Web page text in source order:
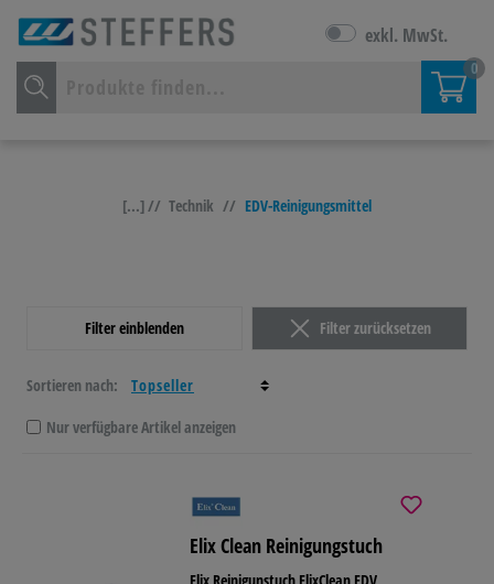
exkl. MwSt.
0
[...] // Technik // EDV-Reinigungsmittel
Filter einblenden Filter zurücksetzen
Sortieren nach:
Nur verfügbare Artikel anzeigen
Elix Clean Reinigungstuch